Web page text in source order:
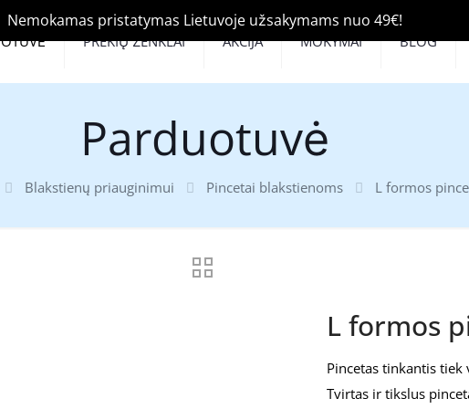
PREKIŲ ŽENKLAI AKCIJA MOKYMAI BLOG
Parduotuvė
Blakstienų priauginimui Pincetai blakstienoms L formos
L formos
Pincetas tinkantis
Tvirtas ir tikslus
Nemokamas pristatymas Lietuvoje užsakymams nuo 49€!